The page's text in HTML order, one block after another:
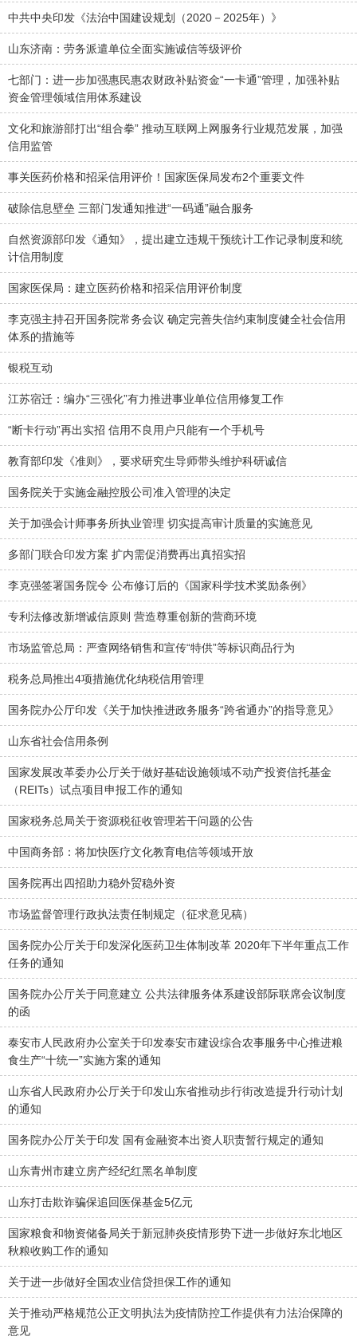
中共中央印发《法治中国建设规划（2020－2025年）》
山东济南：劳务派遣单位全面实施诚信等级评价
七部门：进一步加强惠民惠农财政补贴资金“一卡通”管理，加强补贴
资金管理领域信用体系建设
文化和旅游部打出“组合拳” 推动互联网上网服务行业规范发展，加强
信用监管
事关医药价格和招采信用评价！国家医保局发布2个重要文件
破除信息壁垒 三部门发通知推进“一码通”融合服务
自然资源部印发《通知》，提出建立违规干预统计工作记录制度和统
计信用制度
国家医保局：建立医药价格和招采信用评价制度
李克强主持召开国务院常务会议 确定完善失信约束制度健全社会信用
体系的措施等
银税互动
江苏宿迁：编办“三强化”有力推进事业单位信用修复工作
“断卡行动”再出实招 信用不良用户只能有一个手机号
教育部印发《准则》，要求研究生导师带头维护科研诚信
国务院关于实施金融控股公司准入管理的决定
关于加强会计师事务所执业管理 切实提高审计质量的实施意见
多部门联合印发方案 扩内需促消费再出真招实招
李克强签署国务院令 公布修订后的《国家科学技术奖励条例》
专利法修改新增诚信原则 营造尊重创新的营商环境
市场监管总局：严查网络销售和宣传“特供”等标识商品行为
税务总局推出4项措施优化纳税信用管理
国务院办公厅印发《关于加快推进政务服务“跨省通办”的指导意见》
山东省社会信用条例
国家发展改革委办公厅关于做好基础设施领域不动产投资信托基金
（REITs）试点项目申报工作的通知
国家税务总局关于资源税征收管理若干问题的公告
中国商务部：将加快医疗文化教育电信等领域开放
国务院再出四招助力稳外贸稳外资
市场监督管理行政执法责任制规定（征求意见稿）
国务院办公厅关于印发深化医药卫生体制改革 2020年下半年重点工作
任务的通知
国务院办公厅关于同意建立 公共法律服务体系建设部际联席会议制度
的函
泰安市人民政府办公室关于印发泰安市建设综合农事服务中心推进粮
食生产“十统一”实施方案的通知
山东省人民政府办公厅关于印发山东省推动步行街改造提升行动计划
的通知
国务院办公厅关于印发 国有金融资本出资人职责暂行规定的通知
山东青州市建立房产经纪红黑名单制度
山东打击欺诈骗保追回医保基金5亿元
国家粮食和物资储备局关于新冠肺炎疫情形势下进一步做好东北地区
秋粮收购工作的通知
关于进一步做好全国农业信贷担保工作的通知
关于推动严格规范公正文明执法为疫情防控工作提供有力法治保障的
意见